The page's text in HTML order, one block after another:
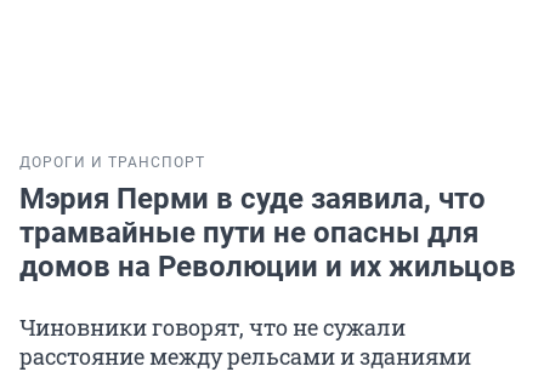
ДОРОГИ И ТРАНСПОРТ
Мэрия Перми в суде заявила, что
трамвайные пути не опасны для
домов на Революции и их жильцов
Чиновники говорят, что не сужали
расстояние между рельсами и зданиями